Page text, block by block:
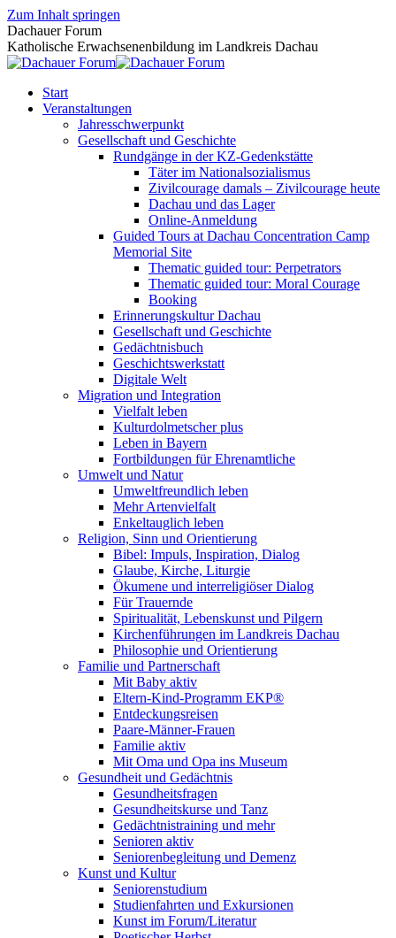
Zum Inhalt springen
Dachauer Forum
Katholische Erwachsenenbildung im Landkreis Dachau
Start
Veranstaltungen
Jahresschwerpunkt
Gesellschaft und Geschichte
Rundgänge in der KZ-Gedenkstätte
Täter im Nationalsozialismus
Zivilcourage damals – Zivilcourage heute
Dachau und das Lager
Online-Anmeldung
Guided Tours at Dachau Concentration Camp
Memorial Site
Thematic guided tour: Perpetrators
Thematic guided tour: Moral Courage
Booking
Erinnerungskultur Dachau
Gesellschaft und Geschichte
Gedächtnisbuch
Geschichtswerkstatt
Digitale Welt
Migration und Integration
Vielfalt leben
Kulturdolmetscher plus
Leben in Bayern
Fortbildungen für Ehrenamtliche
Umwelt und Natur
Umweltfreundlich leben
Mehr Artenvielfalt
Enkeltauglich leben
Religion, Sinn und Orientierung
Bibel: Impuls, Inspiration, Dialog
Glaube, Kirche, Liturgie
Ökumene und interreligiöser Dialog
Für Trauernde
Spiritualität, Lebenskunst und Pilgern
Kirchenführungen im Landkreis Dachau
Philosophie und Orientierung
Familie und Partnerschaft
Mit Baby aktiv
Eltern-Kind-Programm EKP®
Entdeckungsreisen
Paare-Männer-Frauen
Familie aktiv
Mit Oma und Opa ins Museum
Gesundheit und Gedächtnis
Gesundheitsfragen
Gesundheitskurse und Tanz
Gedächtnistraining und mehr
Senioren aktiv
Seniorenbegleitung und Demenz
Kunst und Kultur
Seniorenstudium
Studienfahrten und Exkursionen
Kunst im Forum/Literatur